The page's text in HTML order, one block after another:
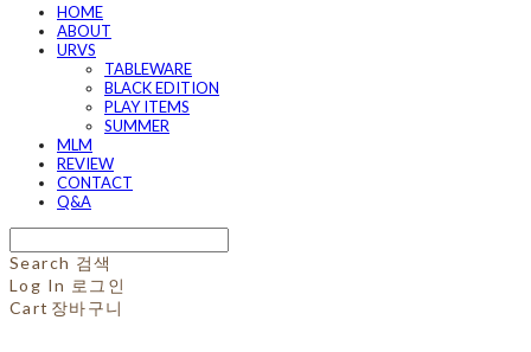
HOME
ABOUT
URVS
TABLEWARE
BLACK EDITION
PLAY ITEMS
SUMMER
MLM
REVIEW
CONTACT
Q&A
Search 검색
Log In 로그인
Cart 장바구니